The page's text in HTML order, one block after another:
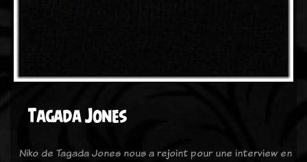
Tagada Jones
Niko de Tagada Jones nous a rejoint pour une interview en